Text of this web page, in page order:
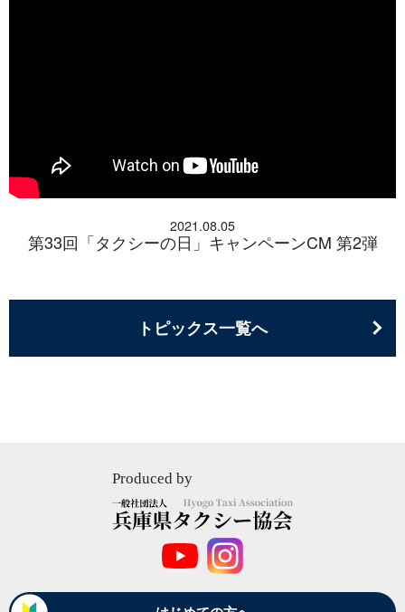
2021.08.05
第33回「タクシーの日」キャンペーンCM 第2弾
トピックス一覧へ
Produced by
団